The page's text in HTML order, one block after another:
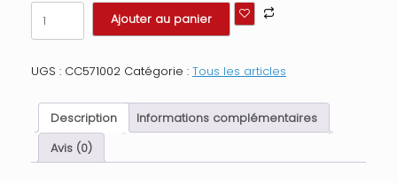
quantité
de
Triple
de
rose
verre
silicone
Ajouter au panier
UGS : CC571002 Catégorie : Tous les articles
Description
Informations complémentaires
Avis (0)